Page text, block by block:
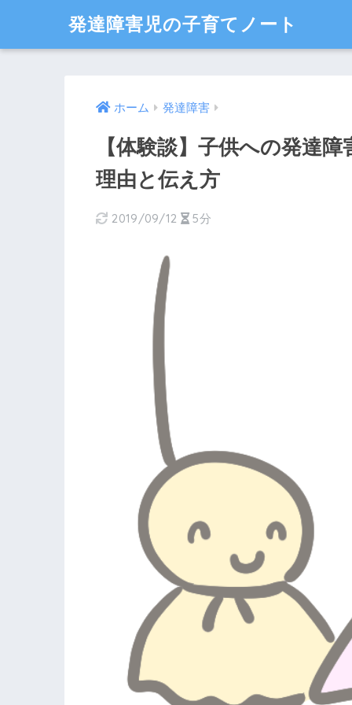
発達障害児の子育てノート
ホーム 発達障害
【体験談】子供への発達
理由と伝え方
2019/09/12 5分